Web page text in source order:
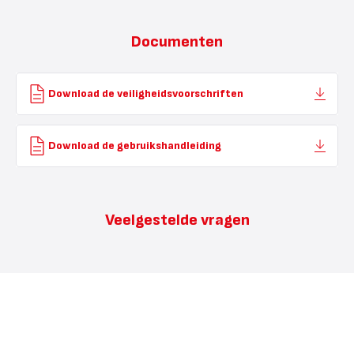
Documenten
Download de veiligheidsvoorschriften
Download de gebruikshandleiding
Veelgestelde vragen